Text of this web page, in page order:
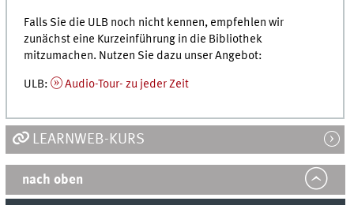
Falls Sie die ULB noch nicht kennen, empfehlen wir
zunächst eine Kurzeinführung in die Bibliothek
mitzumachen. Nutzen Sie dazu unser Angebot:
ULB: Audio-Tour- zu jeder Zeit
LEARNWEB-KURS
nach oben